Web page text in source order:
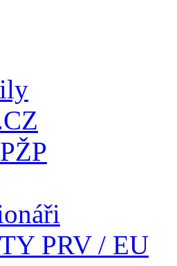
PRV / EU